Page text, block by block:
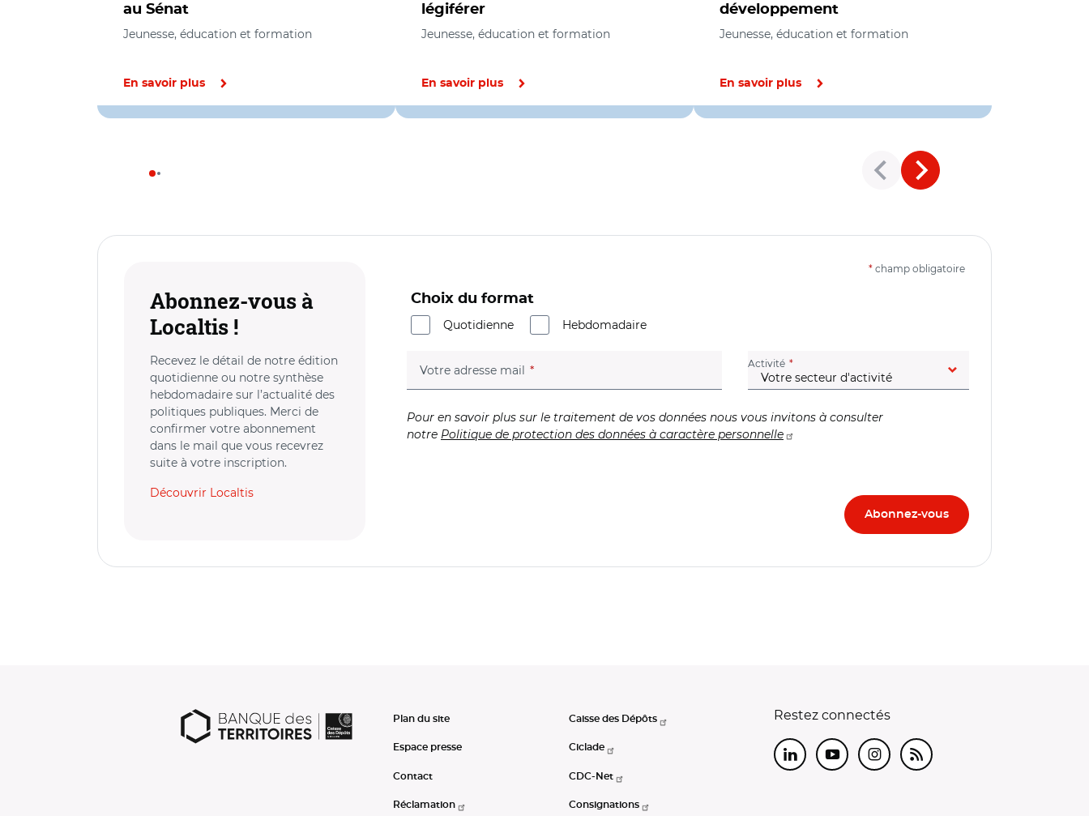
au Sénat
Jeunesse, éducation et formation
En savoir plus
légiférer
Jeunesse, éducation et formation
En savoir plus
développement
Jeunesse, éducation et formation
En savoir plus
Abonnez-vous à
Localtis !
Recevez le détail de notre édition
quotidienne ou notre synthèse
hebdomadaire sur l’actualité des
politiques publiques. Merci de
confirmer votre abonnement
dans le mail que vous recevrez
suite à votre inscription.
Découvrir Localtis
* champ obligatoire
Choix du format
Quotidienne
Hebdomadaire
Votre adresse mail (champ obligatoire) Activité (champ obligatoire)
Pour en savoir plus sur le traitement de vos données nous vous invitons à consulter
notre Politique de protection des données à caractère personnelle
Plan du site
Espace presse
Contact
Réclamation
Caisse des Dépôts
Ciclade
CDC-Net
Consignations
Restez connectés
LinkedInYoutubeInstagram
RSS